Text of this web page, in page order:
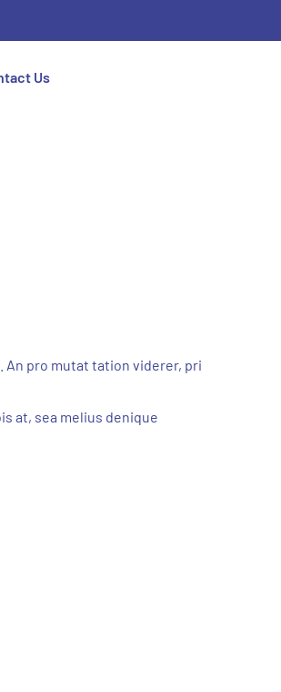
Us
An pro mutat tation viderer, pri
at, sea melius denique